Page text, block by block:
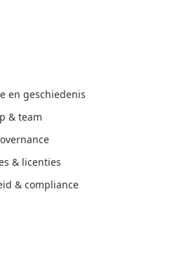
en geschiedenis
& team
& licenties
& compliance